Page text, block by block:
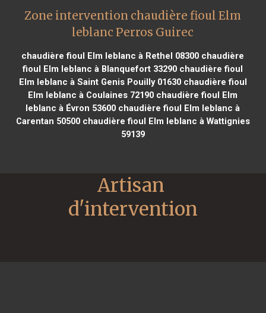
Zone intervention chaudière fioul Elm
leblanc Perros Guirec
chaudière fioul Elm leblanc à Rethel 08300 chaudière
fioul Elm leblanc à Blanquefort 33290 chaudière fioul
Elm leblanc à Saint Genis Pouilly 01630chaudière fioul
Elm leblanc à Coulaines 72190 chaudière fioul Elm
leblanc à Évron 53600 chaudière fioul Elm leblanc à
Carentan 50500chaudière fioul Elm leblanc à Wattignies
59139
Artisan
d'intervention